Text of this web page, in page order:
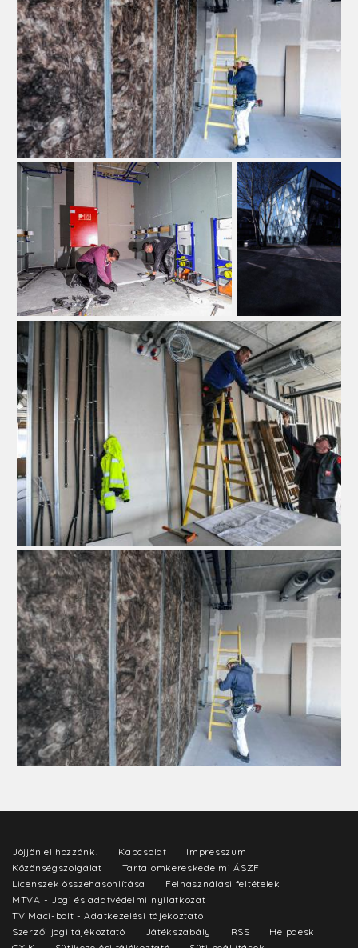
Jöjjön el hozzánk! Kapcsolat
Impresszum
Közönségszolgálat
Tartalomkereskedelmi ÁSZF
Licenszek összehasonlítása
Felhasználási feltételek
MTVA - Jogi és adatvédelmi nyilatkozat
TV Maci-bolt - Adatkezelési tájékoztató
Szerzői jogi tájékoztató
Játékszabály RSS
Helpdesk